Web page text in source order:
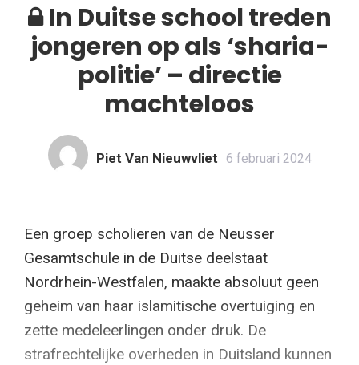
In Duitse school treden
jongeren op als ‘sharia-
politie’ – directie
machteloos
Piet Van Nieuwvliet 6 februari 2024
Een groep scholieren van de Neusser
Gesamtschule in de Duitse deelstaat
Nordrhein-Westfalen, maakte absoluut geen
geheim van haar islamitische overtuiging en
zette medeleerlingen onder druk. De
strafrechtelijke overheden in Duitsland kunnen